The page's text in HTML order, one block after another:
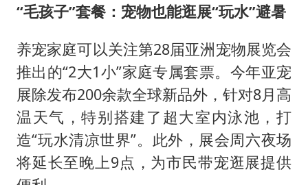
“毛孩子”套餐：宠物也能逛展“玩水”避暑
养宠家庭可以关注第28届亚洲宠物展览会
推出的“2大1小”家庭专属套票。今年亚宠
展除发布200余款全球新品外，针对8月高
温天气，特别搭建了超大室内泳池，打
造“玩水清凉世界”。此外，展会周六夜场
将延长至晚上9点，为市民带宠逛展提供